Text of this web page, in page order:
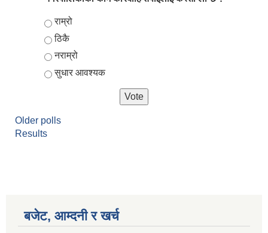
Choices
राम्रो
ठिकै
नराम्रो
सुधार आवश्यक
Older polls
Results
बजेट, आम्दनी र खर्च